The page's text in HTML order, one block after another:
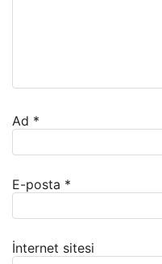
Ad *
E-posta *
İnternet sitesi